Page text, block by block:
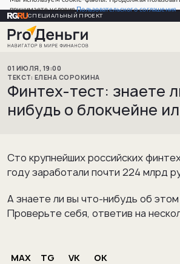
принимаете условияПользовательского соглашения
СПЕЦИАЛЬНЫЙ ПРОЕКТ
01 ИЮЛЯ, 19:00
ЕЛЕНА СОРОКИНА
Финтех-тест: знаете
нибудь о блокчейне
Сто крупнейших российских
году заработали почти 224 млрд
А знаете ли вы что-нибудь об
Проверьте себя, ответив на
MAX TG VK OK